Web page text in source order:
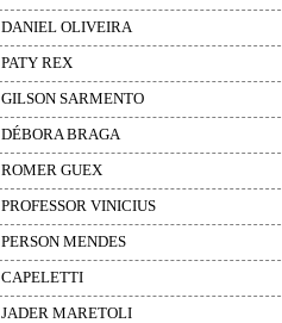
DANIEL OLIVEIRA
PATY REX
GILSON SARMENTO
DÉBORA BRAGA
ROMER GUEX
PROFESSOR VINICIUS
PERSON MENDES
CAPELETTI
JADER MARETOLI